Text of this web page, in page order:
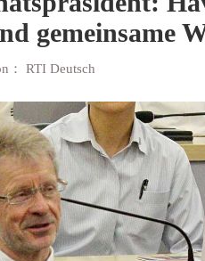
gemeinsame
： RTI Deutsch